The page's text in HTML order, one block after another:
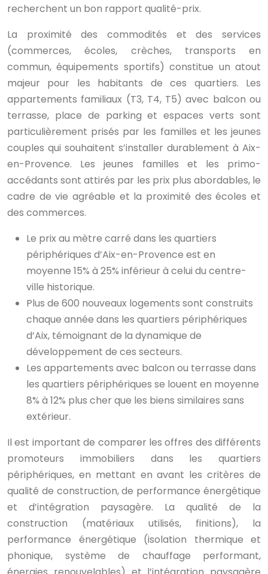
recherchent un bon rapport qualité-prix.
La proximité des commodités et des services
(commerces, écoles, crèches, transports en
commun, équipements sportifs) constitue un atout
majeur pour les habitants de ces quartiers. Les
appartements familiaux (T3, T4, T5) avec balcon ou
terrasse, place de parking et espaces verts sont
particulièrement prisés par les familles et les jeunes
couples qui souhaitent s’installer durablement à Aix-
en-Provence. Les jeunes familles et les primo-
accédants sont attirés par les prix plus abordables, le
cadre de vie agréable et la proximité des écoles et
des commerces.
Le prix au mètre carré dans les quartiers
périphériques d’Aix-en-Provence est en
moyenne 15% à 25% inférieur à celui du centre-
ville historique.
Plus de 600 nouveaux logements sont construits
chaque année dans les quartiers périphériques
d’Aix, témoignant de la dynamique de
développement de ces secteurs.
Les appartements avec balcon ou terrasse dans
les quartiers périphériques se louent en moyenne
8% à 12% plus cher que les biens similaires sans
extérieur.
Il est important de comparer les offres des différents
promoteurs immobiliers dans les quartiers
périphériques, en mettant en avant les critères de
qualité de construction, de performance énergétique
et d’intégration paysagère. La qualité de la
construction (matériaux utilisés, finitions), la
performance énergétique (isolation thermique et
phonique, système de chauffage performant,